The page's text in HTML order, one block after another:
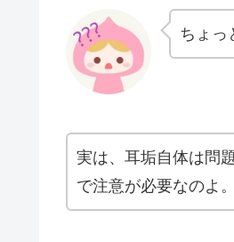
ちょっ
実は、耳垢自体は問
で注意が必要なのよ。